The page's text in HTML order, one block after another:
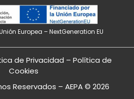
t
a
g
r
a
m
t
u
b
e
t
i
f
y
Europea – NextGeneration EU
de Privacidad – Política de
Cookies
Reservados – AEPA © 2026